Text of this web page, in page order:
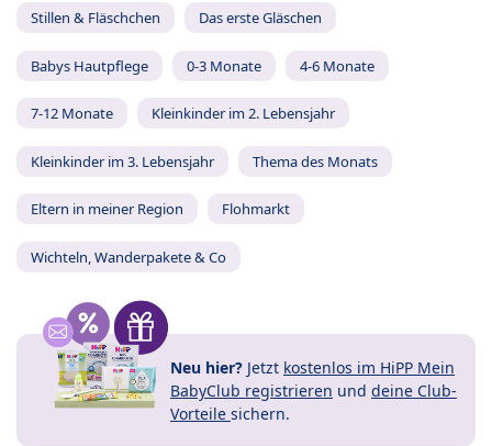
Stillen & Fläschchen Das erste Gläschen
Babys Hautpflege 0-3 Monate 4-6 Monate
7-12 Monate Kleinkinder im 2. Lebensjahr
Kleinkinder im 3. Lebensjahr Thema des Monats
Eltern in meiner Region Flohmarkt
Wichteln, Wanderpakete & Co
Neu hier? Jetzt kostenlos im HiPP Mein
BabyClub registrieren und deine Club-
Vorteile sichern.